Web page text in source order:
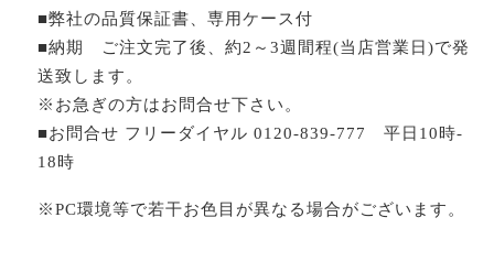
■弊社の品質保証書、専用ケース付
■納期 ご注文完了後、約2～3週間程(当店営業日)で発
送致します。
※お急ぎの方はお問合せ下さい。
■お問合せ フリーダイヤル 0120-839-777 平日10時-
18時
※PC環境等で若干お色目が異なる場合がございます。